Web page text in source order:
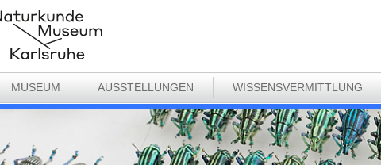
MUSEUM AUSSTELLUNGEN WISSENSVERMITTLUNG